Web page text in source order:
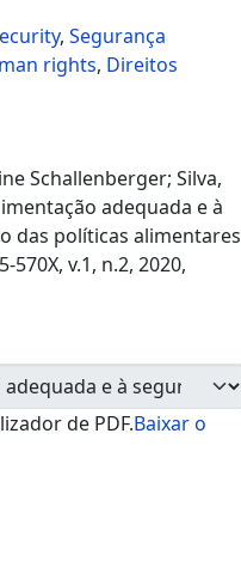
, Segurança
rights, Direitos
Schallenberger; Silva,
adequada e à
das políticas alimentares
570X, v.1, n.2, 2020,
de PDF.Baixar o